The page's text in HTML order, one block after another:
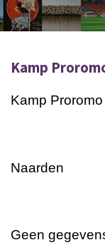
Kamp
Kamp Proromo
Naarden
Geen